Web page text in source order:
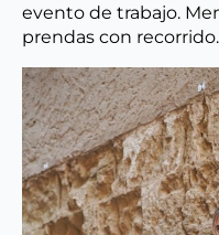
evento de trabajo.
prendas con recorrido.